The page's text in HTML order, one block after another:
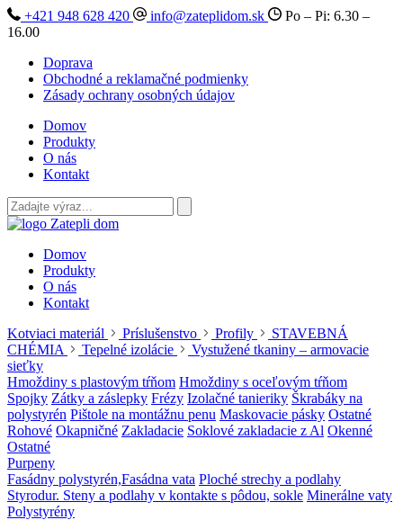
+421 948 628 420 info@zateplidom.sk
Po – Pi: 6.30 –
16.00
Doprava
Obchodné a reklamačné podmienky
Zásady ochrany osobných údajov
Domov
Produkty
O nás
Kontakt
Domov
Produkty
O nás
Kontakt
Kotviaci materiál
Príslušenstvo Profily
STAVEBNÁ
CHÉMIA
Tepelné izolácie
Vystužené tkaniny – armovacie
sieťky
Hmoždiny s plastovým tŕňom Hmoždiny s oceľovým tŕňom
Spojky Zátky a záslepky Frézy Izolačné tanieriky Škrabáky na
polystyrén Pištole na montážnu penu Maskovacie pásky Ostatné
Rohové Okapničné Zakladacie Soklové zakladacie z Al Okenné
Ostatné
Purpeny
Fasádny polystyrén,Fasádna vata Ploché strechy a podlahy
Styrodur. Steny a podlahy v kontakte s pôdou, sokle Minerálne vaty
Polystyrény